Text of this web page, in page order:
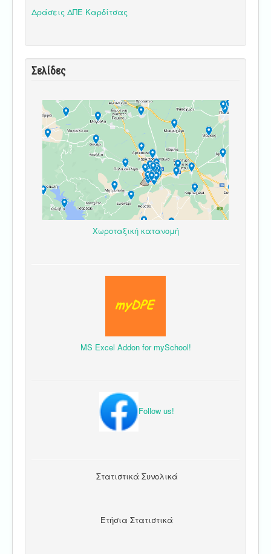
Δράσεις ΔΠΕ Καρδίτσας
Σελίδες
Χωροταξική κατανομή
MS Excel Addon for mySchool!
Follow us!
Στατιστικά Συνολικά
Ετήσια Στατιστικά